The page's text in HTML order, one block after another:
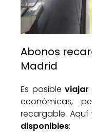
Abonos
Madrid
Es posibleviajar
económicas,
recargable. Aquí
disponibles: